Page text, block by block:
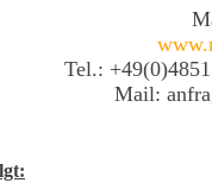
Tel.:
Mail: